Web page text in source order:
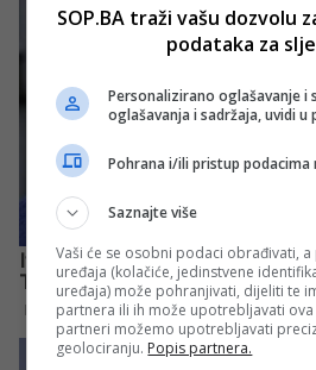
SOP.BA traži vašu dozvolu
podataka za
Personalizirano oglašavanje i
oglašavanja i sadržaja, uvidi u
Pohrana i/ili pristup podacima
Saznajte više
Vaši će se osobni podaci obrađivati,
uređaja (kolačiće, jedinstvene
uređaja) može pohranjivati, dijeliti te
partnera ili ih može upotrebljavati ova
partneri možemo upotrebljavati
geolociranju. Popis partnera.